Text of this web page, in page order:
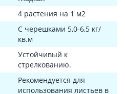
4 растения на 1 м2
С черешками 5,0-6,5 кг/
кв.м
Устойчивый к
стрелкованию.
Рекомендуется для
использования листьев в